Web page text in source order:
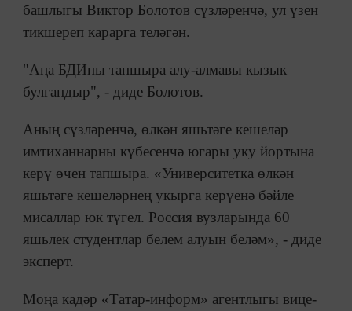
башлыгы Виктор Болотов сүзләренчә, ул үзен
тикшереп карарга теләгән.
"Аңа БДИны тапшыра алу-алмавы кызык
булгандыр", - диде Болотов.
Аның сүзләренчә, өлкән яшьтәге кешеләр
имтиханнарны күбесенчә югары уку йортына
керү өчен тапшыра. «Университетка өлкән
яшьтәге кешеләрнең укырга керүенә бәйле
мисаллар юк түгел. Россия вузларында 60
яшьлек студентлар белем алуын беләм», - диде
эксперт.
Моңа кадәр «Татар-информ» агентлыгы вице-